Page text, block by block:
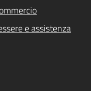
e assistenza